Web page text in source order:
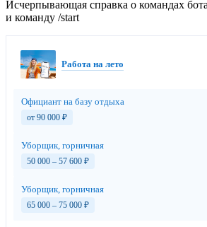
Исчерпывающая справка о командах
и команду /start
Работа на лето
Официант на базу отдыха
от 90 000 ₽
Уборщик, горничная
50 000 – 57 600 ₽
Уборщик, горничная
65 000 – 75 000 ₽